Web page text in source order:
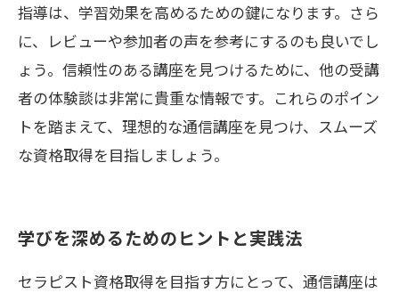
指導は、学習効果を高めるための鍵になります。さら
に、レビューや参加者の声を参考にするのも良いでし
ょう。信頼性のある講座を見つけるために、他の受講
者の体験談は非常に貴重な情報です。これらのポイン
トを踏まえて、理想的な通信講座を見つけ、スムーズ
な資格取得を目指しましょう。
学びを深めるためのヒントと実践法
セラピスト資格取得を目指す方にとって、通信講座は